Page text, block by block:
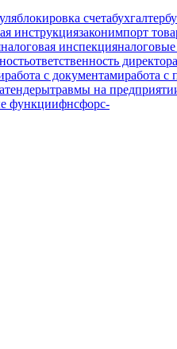
блокировка счетабухгалтер
инструкциязаконимпорт
налоговая инспекция
ответственность директора
работа с документамиработа с
тендерытравмы на
функциифнсфорс-